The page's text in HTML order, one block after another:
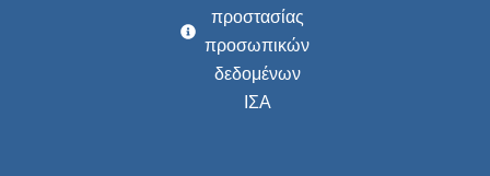
προστασίας
προσωπικών
δεδομένων
ΙΣΑ